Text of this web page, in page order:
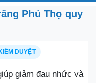
Phú Thọ quy
DUYỆT
giảm đau nhức và